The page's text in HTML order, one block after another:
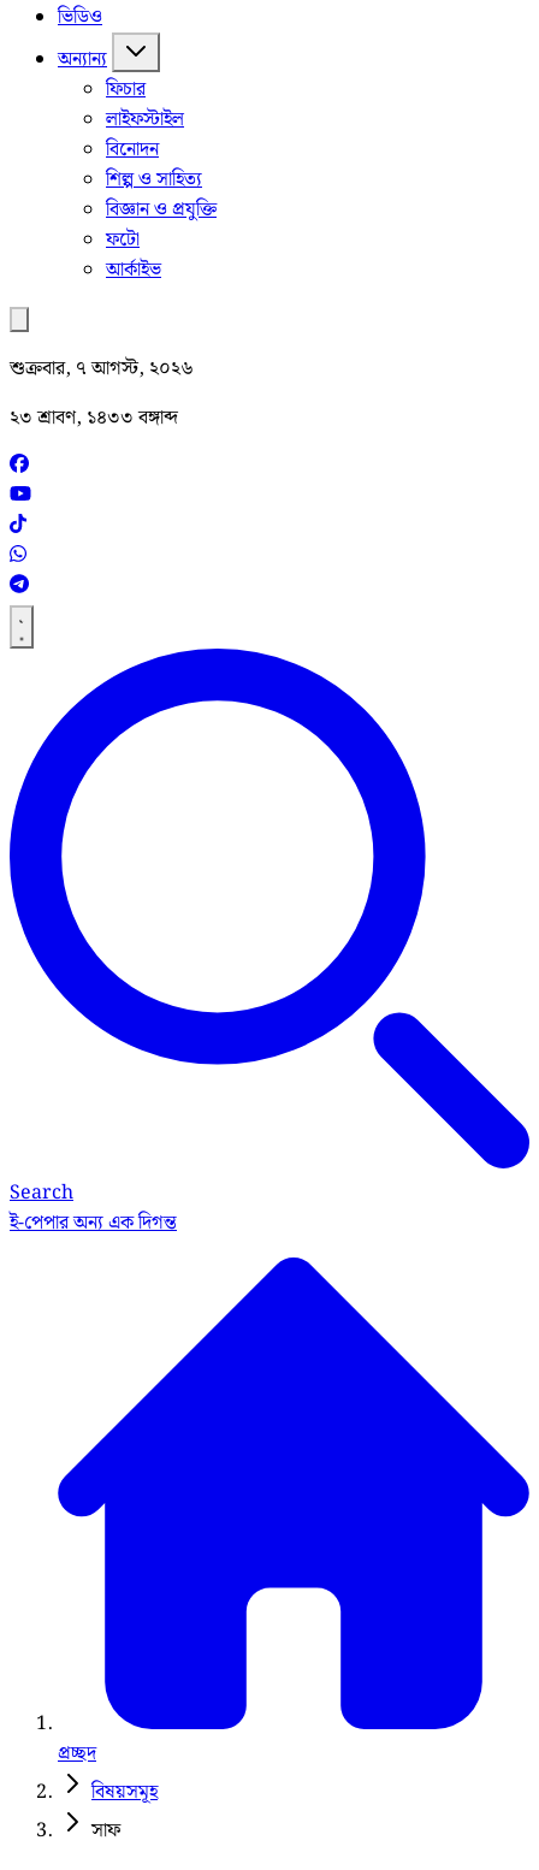
ভিডিও
অন্যান্য
ফিচার
লাইফস্টাইল
বিনোদন
শিল্প ও সাহিত্য
বিজ্ঞান ও প্রযুক্তি
ফটো
আর্কাইভ
শুক্রবার, ৭ আগস্ট, ২০২৬
২৩ শ্রাবণ, ১৪৩৩ বঙ্গাব্দ
Search
ই-পেপারঅন্য এক দিগন্ত
প্রচ্ছদ
বিষয়সমূহ
সাফ